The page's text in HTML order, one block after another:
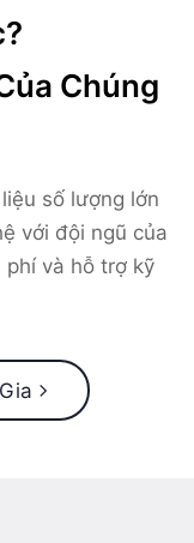
Chúng
số lượng lớn
với đội ngũ của
và hỗ trợ kỹ